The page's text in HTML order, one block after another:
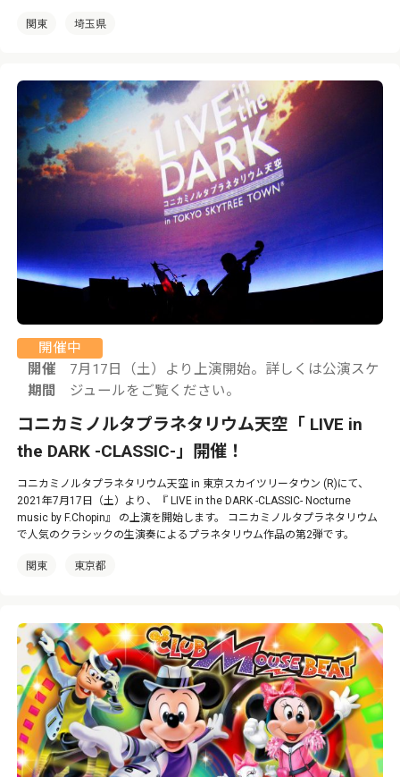
関東 埼玉県
開催中
開催
期間
7月17日（土）より上演開始。詳しくは公演スケ
ジュールをご覧ください。
コニカミノルタプラネタリウム天空「 LIVE in
the DARK -CLASSIC-」開催！
コニカミノルタプラネタリウム天空 in 東京スカイツリータウン (R)にて、
2021年7月17日（土）より、『 LIVE in the DARK -CLASSIC- Nocturne
music by F.Chopin』 の上演を開始します。 コニカミノルタプラネタリウム
で人気のクラシックの生演奏によるプラネタリウム作品の第2弾です。
関東 東京都